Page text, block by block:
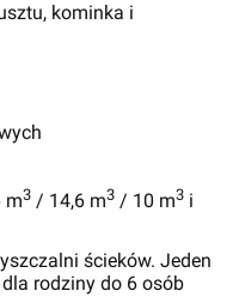
kominka i
m3 / 14,6 m3 / 10 m3 i
ścieków. Jeden
rodziny do 6 osób